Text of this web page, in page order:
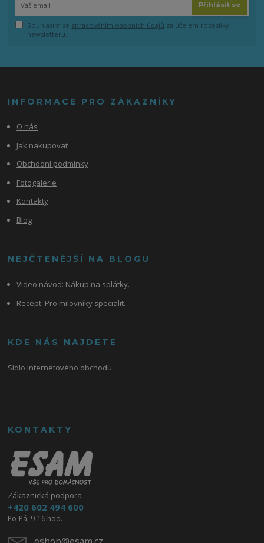
Přihlásit se
Souhlasím se zpracováním osobních údajů za účelem rozesílky
newsletteru.
INFORMACE PRO ZÁKAZNÍKY
O nás
Jak nakupovat
Obchodní podmínky
Fotogalerie
Kontakty
Blog
NEJČTENĚJŠÍ NA BLOGU
Video návod: Nákup na splátky.
Recept: Pro milovníky specialit.
KDE NÁS NAJDETE
Sídlo internetového obchodu:
KONTAKTY
Zákaznická podpora
+420 602 494 600
Po-Pá, 9-16 hod.